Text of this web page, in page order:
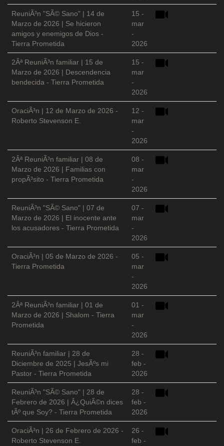
ReuniÃ³n "SÃ© Sano" | 14 de
Marzo de 2026 | Se hicieron
amigos y enemigos de Dios -
Tierra Prometida
15 -
mar
-
2026
2Âª ReuniÃ³n familiar | 15 de
Marzo de 2026 | Descendencia
bendecida - Tierra Prometida
15 -
mar
-
2026
OraciÃ³n | 12 de Marzo de 2026 -
Roberto Stevenson E.
12 -
mar
-
2026
2Âª ReuniÃ³n familiar | 08 de
Marzo de 2026 | Familias con
propÃ³sito - Tierra Prometida
08 -
mar
-
2026
ReuniÃ³n "SÃ© Sano" | 07 de
Marzo de 2026 | El inocente ante
los acusadores - Tierra Prometida
07 -
mar
-
2026
OraciÃ³n | 05 de Marzo de 2026 -
Tierra Prometida
05 -
mar
-
2026
2Âª ReuniÃ³n familiar | 01 de
Marzo de 2026 | Shalom - Tierra
Prometida
01 -
mar
-
2026
ReuniÃ³n familiar | 28 de
Diciembre de 2025 | JesÃºs mi
Pastor - Tierra Prometida
28 -
feb -
2026
ReuniÃ³n "SÃ© Sano" | 28 de
Febrero de 2026 | Â¿QuiÃ©n dices
tÃº que Soy? - Tierra Prometida
28 -
feb -
2026
OraciÃ³n | 26 de Febrero de 2026 -
Roberto Stevenson E.
26 -
feb -